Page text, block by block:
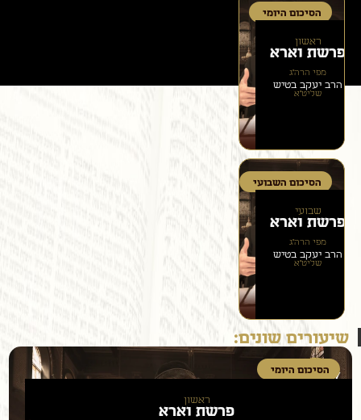
הסיכום היומי
ראשון
פרשת וארא
מפי הרה״ג
הרב יעקב בטיש
שליט״א
הסיכום השבועי
שבועי
פרשת וארא
מפי הרה״ג
הרב יעקב בטיש
שליט״א
שיעורים שונים:
הסיכום היומי
ראשון
פרשת וארא